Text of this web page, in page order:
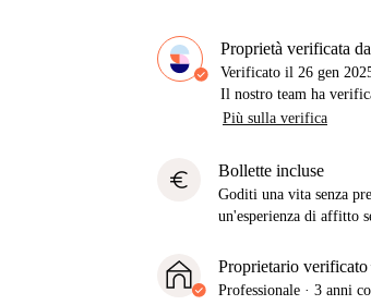
Proprietà verificata
Verificato il 26 gen
Il nostro team ha
Più sulla verifica
euro Bollette incluse
Goditi una vita senza
un'esperienza di affitto
Proprietario verificato
Professionale · 3 anni